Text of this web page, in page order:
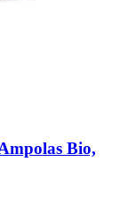
Bio,